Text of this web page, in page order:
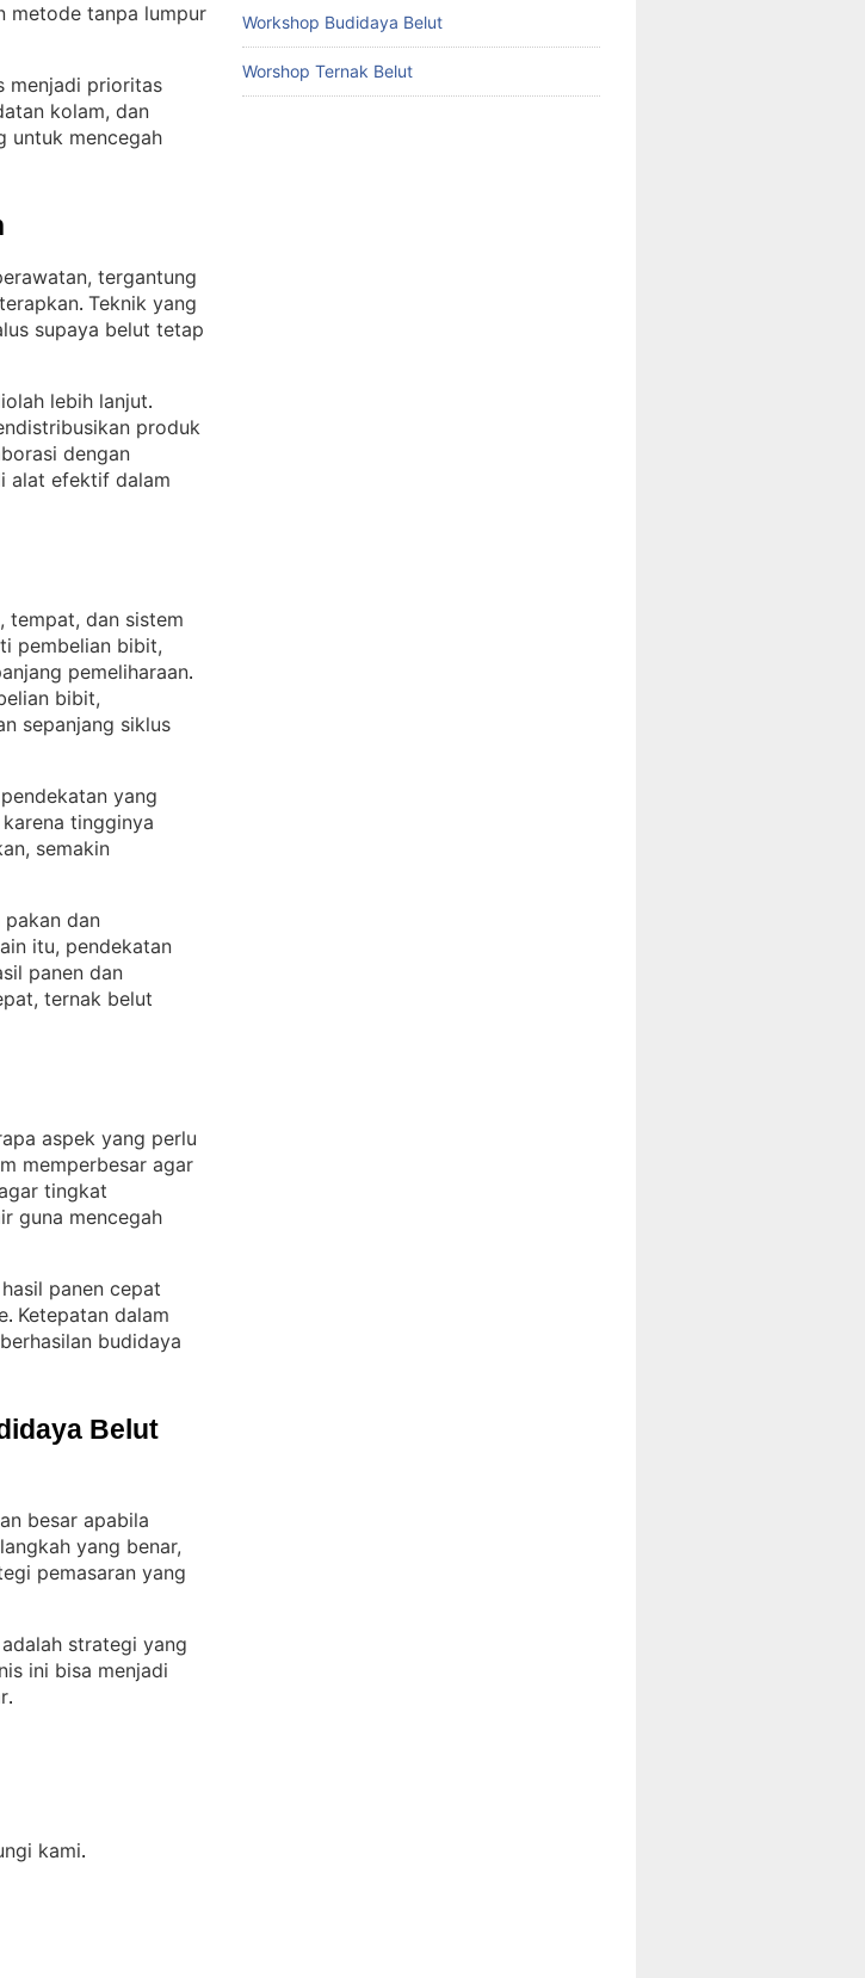
metode tanpa lumpur
menjadi prioritas
kolam, dan
untuk mencegah
tergantung
. Teknik yang
supaya belut tetap
lebih lanjut
produk
dengan
alat efektif dalam
tempat, dan sistem
pembelian bibit,
pemeliharaan
bibit,
sepanjang siklus
yang
tingginya
semakin
dan
itu, pendekatan
panen dan
ternak belut
aspek yang perlu
memperbesar agar
tingkat
guna mencegah
panen cepat
. Ketepatan dalam
budidaya
Belut
besar apabila
yang benar,
pemasaran yang
strategi yang
ini bisa menjadi
.
kami.
Workshop Budidaya Belut
Worshop Ternak Belut